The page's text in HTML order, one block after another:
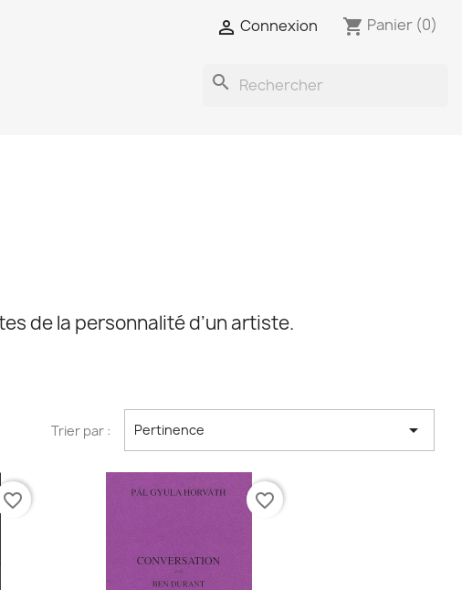
 Connexion shopping_cart Panier (0)
search
de la personnalité d’un artiste.
Trier par : Pertinence 
favorite_border favorite_border